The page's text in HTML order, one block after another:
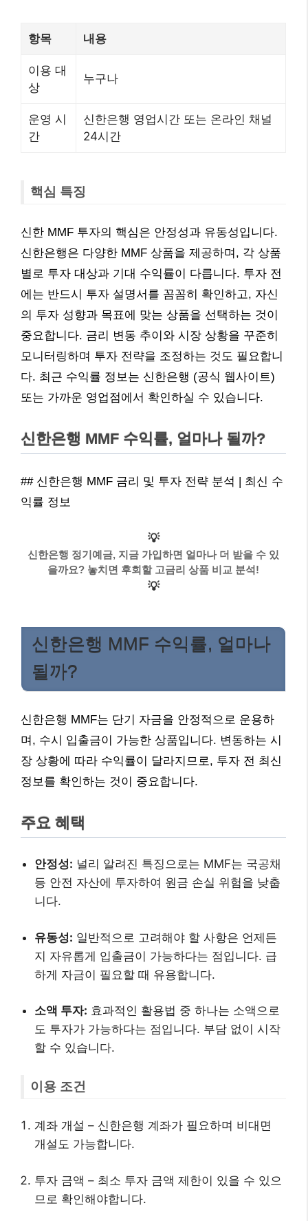
항목 내용
이용 대
상
누구나
운영 시
간
신한은행 영업시간 또는 온라인 채널
24시간
핵심 특징
신한 MMF 투자의 핵심은 안정성과 유동성입니다.
신한은행은 다양한 MMF 상품을 제공하며, 각 상품
별로 투자 대상과 기대 수익률이 다릅니다. 투자 전
에는 반드시 투자 설명서를 꼼꼼히 확인하고, 자신
의 투자 성향과 목표에 맞는 상품을 선택하는 것이
중요합니다. 금리 변동 추이와 시장 상황을 꾸준히
모니터링하며 투자 전략을 조정하는 것도 필요합니
다. 최근 수익률 정보는 신한은행 (공식 웹사이트)
또는 가까운 영업점에서 확인하실 수 있습니다.
신한은행 MMF 수익률, 얼마나 될까?
## 신한은행 MMF 금리 및 투자 전략 분석 | 최신 수
익률 정보
💡
신한은행 정기예금, 지금 가입하면 얼마나 더 받을 수 있
을까요? 놓치면 후회할 고금리 상품 비교 분석!
💡
신한은행 MMF 수익률, 얼마나
될까?
신한은행 MMF는 단기 자금을 안정적으로 운용하
며, 수시 입출금이 가능한 상품입니다. 변동하는 시
장 상황에 따라 수익률이 달라지므로, 투자 전 최신
정보를 확인하는 것이 중요합니다.
주요 혜택
안정성: 널리 알려진 특징으로는 MMF는 국공채
등 안전 자산에 투자하여 원금 손실 위험을 낮춥
니다.
유동성: 일반적으로 고려해야 할 사항은 언제든
지 자유롭게 입출금이 가능하다는 점입니다. 급
하게 자금이 필요할 때 유용합니다.
소액 투자: 효과적인 활용법 중 하나는 소액으로
도 투자가 가능하다는 점입니다. 부담 없이 시작
할 수 있습니다.
이용 조건
계좌 개설 – 신한은행 계좌가 필요하며 비대면
개설도 가능합니다.
투자 금액 – 최소 투자 금액 제한이 있을 수 있으
므로 확인해야합니다.